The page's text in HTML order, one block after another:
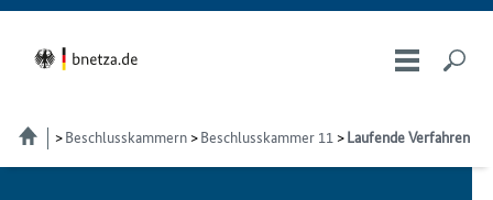
Beschlusskammern Beschlusskammer 11 Laufende Verfahren